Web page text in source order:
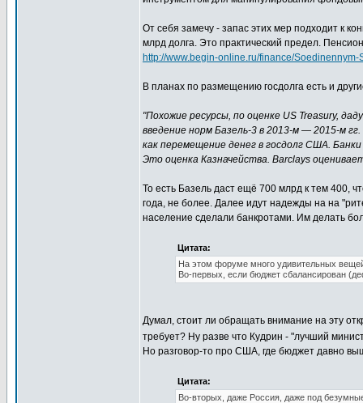
От себя замечу - запас этих мер подходит к
млрд долга. Это практический предел.
http://www.begin-online.ru/finance/
В планах по размещению госдолга есть и
"Похожие ресурсы, по оценке US Treasury,
введение норм Базель-3 в 2013-м — 2015-м
как перемещение денег в госдолг США.
Это оценка Казначейства. Barclays
То есть Базель даст ещё 700 млрд к тем 400,
года, не более. Далее идут надежды на на
население сделали банкротами. Им делать
Цитата:
На этом форуме много удивительных
Во-первых, если бюджет сбалансирован
Думал, стоит ли обращать внимание на эту
требует? Ну разве что Кудрин - "лучший
Но разговор-то про США, где бюджет давно
Цитата:
Во-вторых, даже Россия, даже под